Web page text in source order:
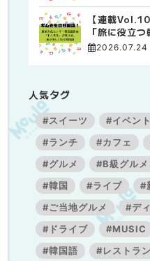
【連載
「旅に役立
尾について
2026.07.24
人気タグ
#スイーツ #イベント
#ランチ
#カフェ
#グルメ
#B級グルメ
#韓国
#ライブ #
#ご当地グルメ
#デ
#ドライブ
#MUSIC
#韓国語
#レストラン